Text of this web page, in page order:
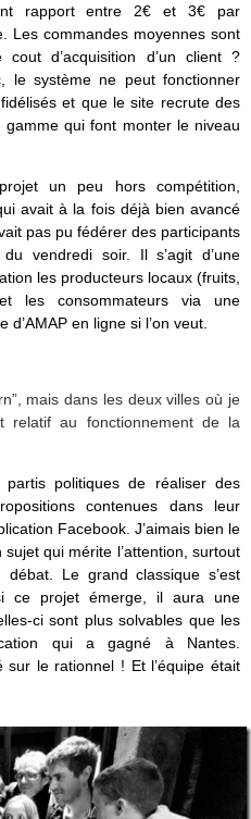
rapport entre 2€ et 3€ par
Les commandes moyennes sont
d’acquisition d’un client ?
le système ne peut fonctionner
et que le site recrute des
qui font monter le niveau
un peu hors compétition,
avait à la fois déjà bien avancé
pas pu fédérer des participants
vendredi soir. Il s’agit d’une
les producteurs locaux (fruits,
les consommateurs via une
en ligne si l’on veut.
mais dans les deux villes où je
au fonctionnement de la
partis politiques de réaliser des
contenues dans leur
Facebook. J’aimais bien le
qui mérite l’attention, surtout
Le grand classique s’est
ce projet émerge, il aura une
ci sont plus solvables que les
qui a gagné à Nantes.
sur le rationnel ! Et l’équipe était